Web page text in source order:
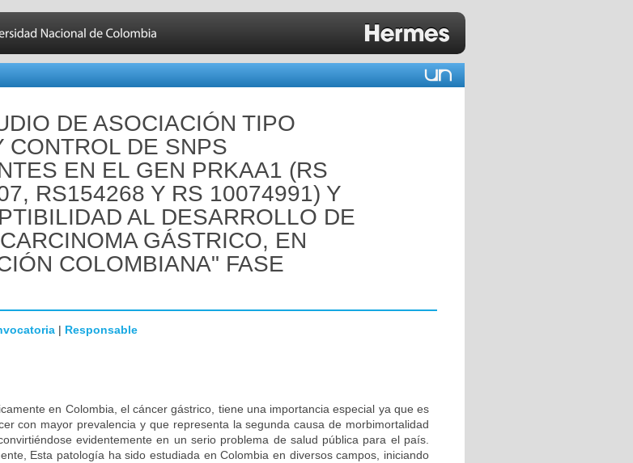
DE ASOCIACIÓN TIPO
CONTROL DE SNPS
EN EL GEN PRKAA1 (RS
RS154268 Y RS 10074991) Y
AL DESARROLLO DE
GÁSTRICO, EN
COLOMBIANA" FASE
| Responsable
en Colombia, el cáncer gástrico, tiene una importancia especial ya que es
con mayor prevalencia y que representa la segunda causa de morbimortalidad
evidentemente en un serio problema de salud pública para el país.
Esta patología ha sido estudiada en Colombia en diversos campos, iniciando